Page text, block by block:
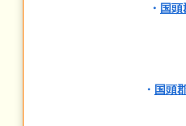
・ 国
・ 国頭